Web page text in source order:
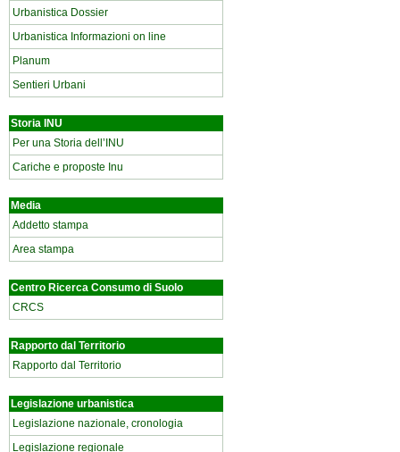
Urbanistica Dossier
Urbanistica Informazioni on line
Planum
Sentieri Urbani
Storia INU
Per una Storia dell’INU
Cariche e proposte Inu
Media
Addetto stampa
Area stampa
Centro Ricerca Consumo di Suolo
CRCS
Rapporto dal Territorio
Rapporto dal Territorio
Legislazione urbanistica
Legislazione nazionale, cronologia
Legislazione regionale